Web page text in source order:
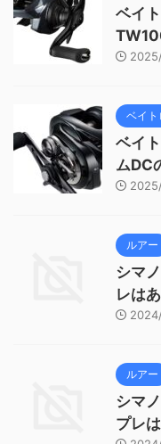
ベイ
ベイト
ベイ
ムDC
ルアー
シマ
レは
ルアー
シマ
プレ